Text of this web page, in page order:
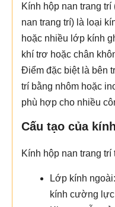
Kính hộp nan trang
nan trang trí) là loại
hoặc nhiều lớp kính
khí trơ hoặc chân
Điểm đặc biệt là bên
trí bằng nhôm hoặc
phù hợp cho nhiều
Cấu tạo của
Kính hộp nan trang
Lớp kính
kính cường